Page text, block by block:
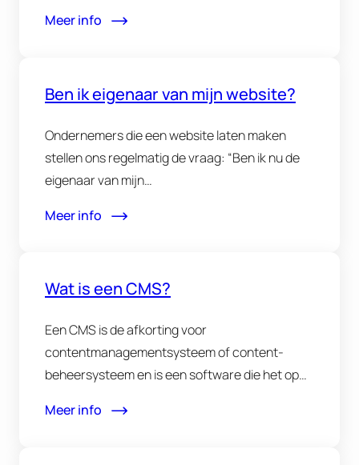
Meer info
Ben ik eigenaar van mijn website?
Ondernemers die een website laten maken
stellen ons regelmatig de vraag: “Ben ik nu de
eigenaar van mijn…
Meer info
Wat is een CMS?
Een CMS is de afkorting voor
contentmanagementsysteem of content-
beheersysteem en is een software die het op
Meer info